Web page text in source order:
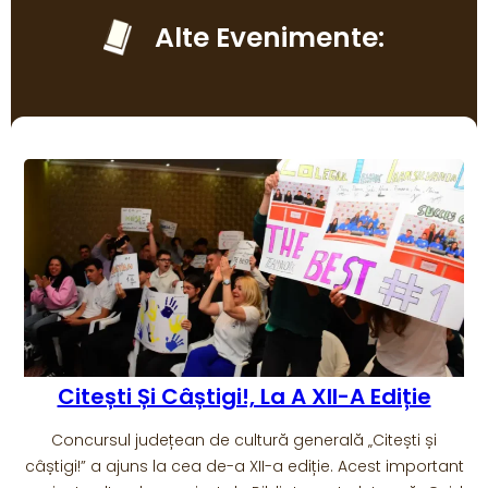
Alte Evenimente:
Eveniment Cultural De Excepție La
Eleganta clădire La Belle Epoque din Petroșani